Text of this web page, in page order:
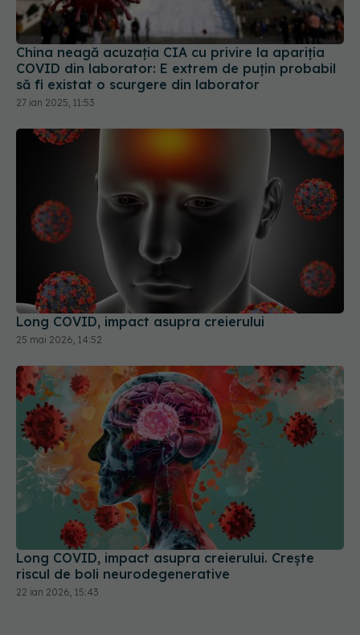
să fi existat o scurgere din laborator
27 ian 2025, 11:53
Long COVID, impact asupra creierului
25 mai 2026, 14:52
Long COVID, impact asupra creierului. Crește
riscul de boli neurodegenerative
22 ian 2026, 15:43